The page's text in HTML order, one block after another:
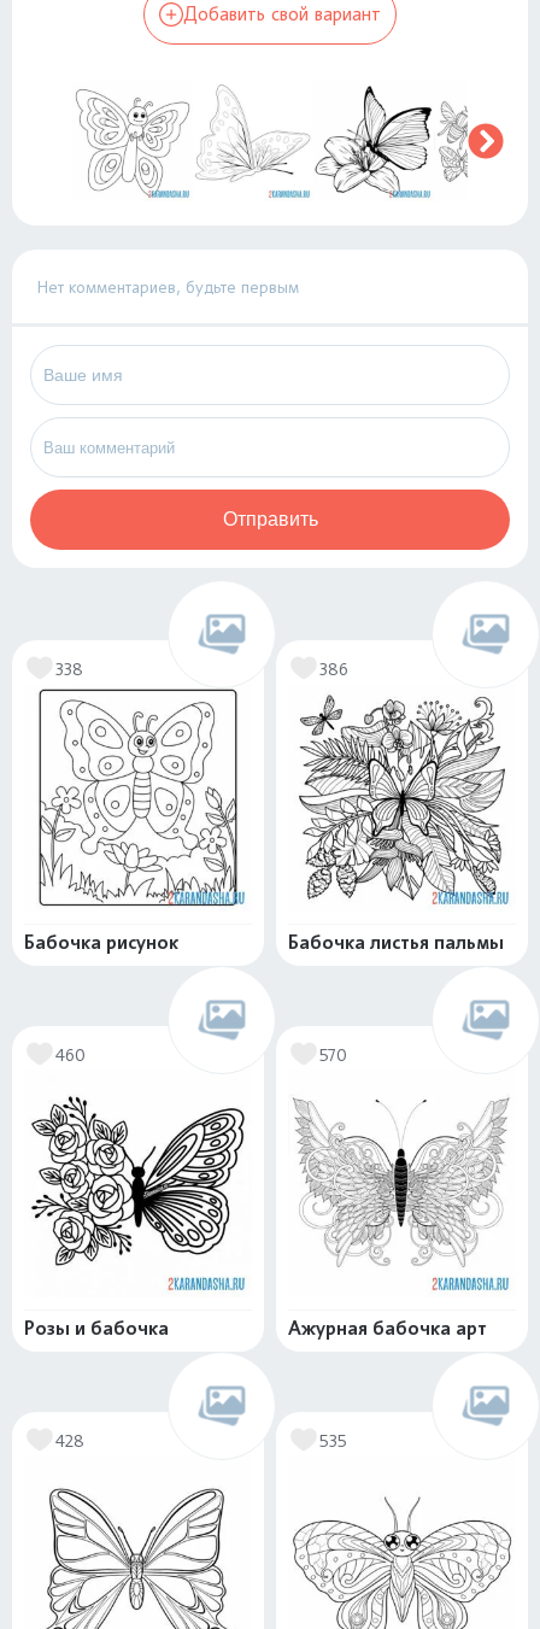
Добавить свой вариант
Нет комментариев, будьте первым
Отправить
338
Бабочка рисунок
386
Бабочка листья пальмы
460
Розы и бабочка
570
Ажурная бабочка арт
428 535